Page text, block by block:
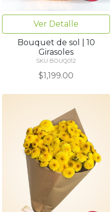
Ver Detalle
Bouquet de sol | 10
Girasoles
SKU BOUQ012
$1,199.00